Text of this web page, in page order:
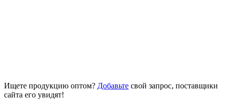
Ищете продукцию оптом? Добавьте свой запрос, поставщики
сайта его увидят!